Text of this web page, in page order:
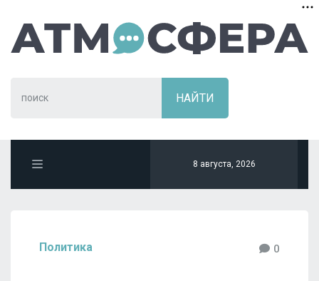
8 августа, 2026
Политика 0